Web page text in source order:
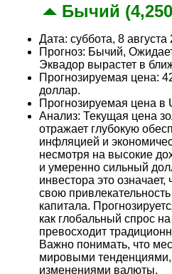
Бычий
Дата: суббота, 8
Прогноз: Бычий,
Эквадор вырастет в
Прогнозируемая цена:
доллар.
Прогнозируемая цена в
Анализ: Текущая цена
отражает глубокую
инфляцией и
несмотря на высокие
и умеренно сильный
инвестора это означает,
свою
капитала.
как глобальный спрос
превосходит
Важно понимать, что
мировыми
изменениями валюты.